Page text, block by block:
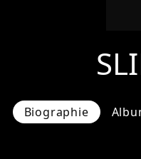
Biographie